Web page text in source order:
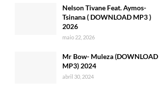
Nelson Tivane Feat. Aymos-
Tsinana ( DOWNLOAD MP3 )
2026
maio 22, 2026
Mr Bow- Muleza (DOWNLOAD
MP3) 2024
abril 30, 2024